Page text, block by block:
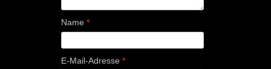
Name *
E-Mail-Adresse *